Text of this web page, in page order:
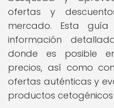
ofertas y
mercado. Esta
información
donde es posible
precios, así como
ofertas auténticas y
productos